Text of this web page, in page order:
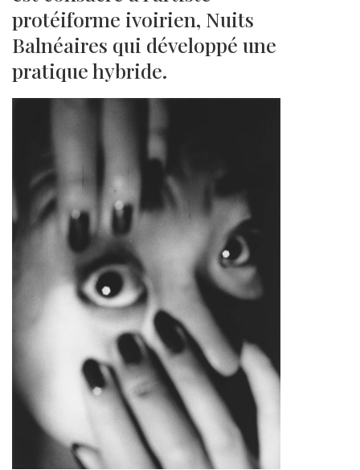
protéiforme ivoirien, Nuits
Balnéaires qui développé une
pratique hybride.